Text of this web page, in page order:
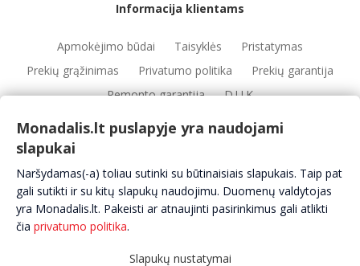
Informacija klientams
Apmokėjimo būdai Taisyklės
Pristatymas
Prekių grąžinimas
Privatumo politika
Prekių garantija
Remonto garantija
D.U.K
Automobilių servisai Automobilių dalys
Apie mus
Kontaktai
Monadalis.lt puslapyje yra naudojami
slapukai
Naršydamas(-a) toliau sutinki su būtinaisiais slapukais. Taip pat
gali sutikti ir su kitų slapukų naudojimu. Duomenų valdytojas
yra Monadalis.lt. Pakeisti ar atnaujinti pasirinkimus gali atlikti
čia privatumo politika.
Slapukų nustatymai